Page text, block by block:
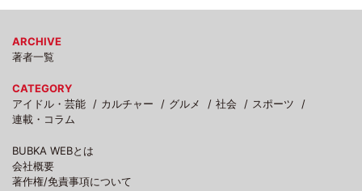
ARCHIVE
著者一覧
CATEGORY
アイドル・芸能
カルチャー グルメ 社会
スポーツ
連載・コラム
BUBKA WEBとは
会社概要
著作権/免責事項について